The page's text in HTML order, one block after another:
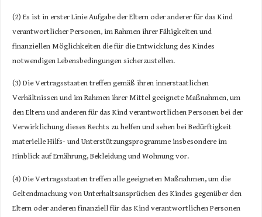
(2) Es ist in erster Linie Aufgabe der Eltern oder anderer für das Kind
verantwortlicher Personen, im Rahmen ihrer Fähigkeiten und
finanziellen Möglichkeiten die für die Entwicklung des Kindes
notwendigen Lebensbedingungen sicherzustellen.
(3) Die Vertragsstaaten treffen gemäß ihren innerstaatlichen
Verhältnissen und im Rahmen ihrer Mittel geeignete Maßnahmen, um
den Eltern und anderen für das Kind verantwortlichen Personen bei der
Verwirklichung dieses Rechts zu helfen und sehen bei Bedürftigkeit
materielle Hilfs- und Unterstützungsprogramme insbesondere im
Hinblick auf Ernährung, Bekleidung und Wohnung vor.
(4) Die Vertragsstaaten treffen alle geeigneten Maßnahmen, um die
Geltendmachung von Unterhaltsansprüchen des Kindes gegenüber den
Eltern oder anderen finanziell für das Kind verantwortlichen Personen